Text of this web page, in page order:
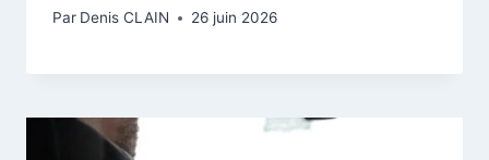
Par Denis CLAIN 26 juin 2026